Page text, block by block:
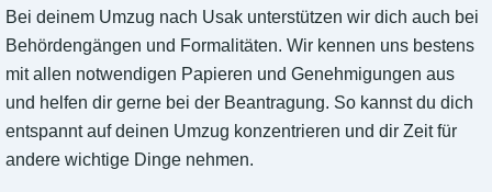
Bei deinem Umzug nach Usak unterstützen wir dich auch bei
Behördengängen und Formalitäten. Wir kennen uns bestens
mit allen notwendigen Papieren und Genehmigungen aus
und helfen dir gerne bei der Beantragung. So kannst du dich
entspannt auf deinen Umzug konzentrieren und dir Zeit für
andere wichtige Dinge nehmen.